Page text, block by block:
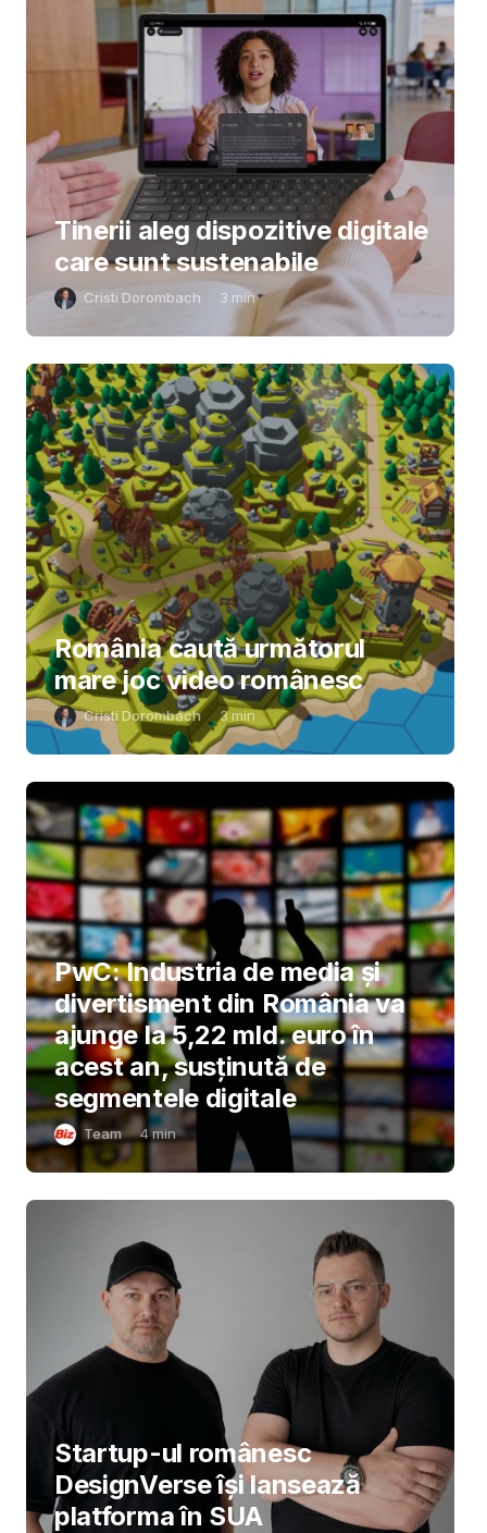
Tinerii aleg dispozitive digitale
care sunt sustenabile
Cristi Dorombach 3 min
România caută următorul
mare joc video românesc
Cristi Dorombach 3min
PwC: Industria de media și
divertisment din România va
ajunge la 5,22 mld. euro în
acest an, susținută de
segmentele digitale
Team 4min
Startup-ul românesc
DesignVerse își lansează
platforma în SUA